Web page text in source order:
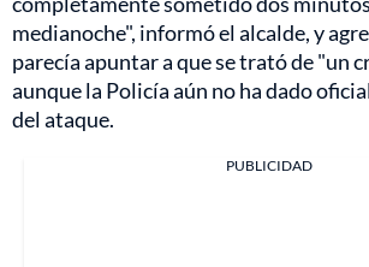
medianoche", informó el alcalde, y
parecía apuntar a que se trató de "un
aunque la Policía aún no ha dado
del ataque.
PUBLICIDAD